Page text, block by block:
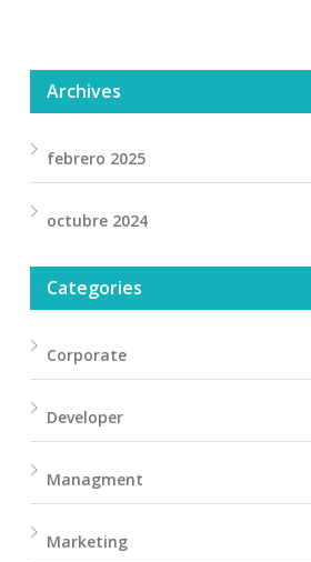
Archives
febrero 2025
octubre 2024
Categories
Corporate
Developer
Managment
Marketing